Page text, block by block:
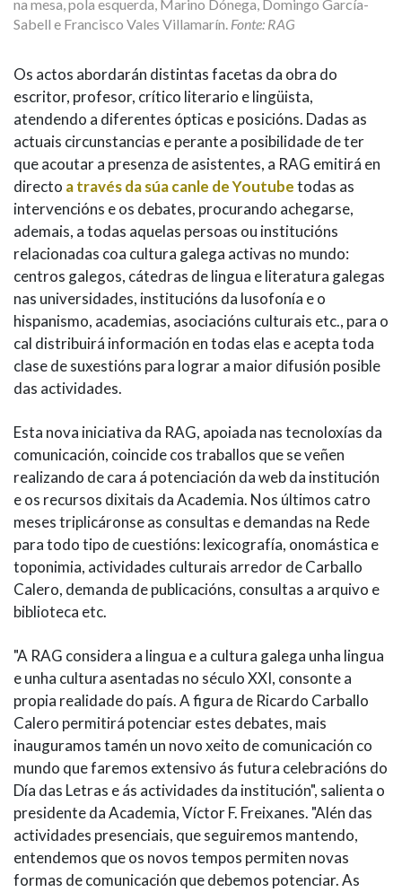
na mesa, pola esquerda, Marino Dónega, Domingo García-
Sabell e Francisco Vales Villamarín. Fonte: RAG
Os actos abordarán distintas facetas da obra do
escritor, profesor, crítico literario e lingüista,
atendendo a diferentes ópticas e posicións. Dadas as
actuais circunstancias e perante a posibilidade de ter
que acoutar a presenza de asistentes, a RAG emitirá en
directo a través da súa canle de Youtubetodas as
intervencións e os debates, procurando achegarse,
ademais, a todas aquelas persoas ou institucións
relacionadas coa cultura galega activas no mundo:
centros galegos, cátedras de lingua e literatura galegas
nas universidades, institucións da lusofonía e o
hispanismo, academias, asociacións culturais etc., para o
cal distribuirá información en todas elas e acepta toda
clase de suxestións para lograr a maior difusión posible
das actividades.
Esta nova iniciativa da RAG, apoiada nas tecnoloxías da
comunicación, coincide cos traballos que se veñen
realizando de cara á potenciación da web da institución
e os recursos dixitais da Academia. Nos últimos catro
meses triplicáronse as consultas e demandas na Rede
para todo tipo de cuestións: lexicografía, onomástica e
toponimia, actividades culturais arredor de Carballo
Calero, demanda de publicacións, consultas a arquivo e
biblioteca etc.
"A RAG considera a lingua e a cultura galega unha lingua
e unha cultura asentadas no século XXI, consonte a
propia realidade do país. A figura de Ricardo Carballo
Calero permitirá potenciar estes debates, mais
inauguramos tamén un novo xeito de comunicación co
mundo que faremos extensivo ás futura celebracións do
Día das Letras e ás actividades da institución", salienta o
presidente da Academia, Víctor F. Freixanes. "Alén das
actividades presenciais, que seguiremos mantendo,
entendemos que os novos tempos permiten novas
formas de comunicación que debemos potenciar. As